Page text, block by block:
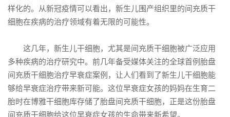
样化的。从新冠疫情可以看出，新生儿围产组织里的间充质干
细胞在疾病的治疗领域有着无限的可能性。
这几年，新生儿干细胞，尤其是间充质干细胞被广泛应用
多种疾病的治疗研究中。前几年备受媒体关注的全球首例胎盘
间充质干细胞治疗早衰症案例，让人们看到了新生儿干细胞能
够给早衰症治疗带来新可能。这位早衰症女孩的妈妈在生育二
胎时在博雅干细胞库存储了胎盘间充质干细胞，正是这份胎盘
间充质干细胞给这位早衰症女孩的生命带来新希望。